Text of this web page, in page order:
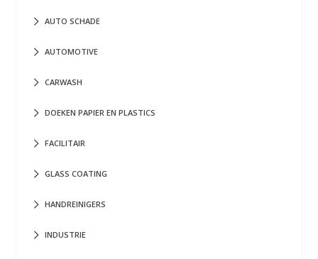
AUTO SCHADE
AUTOMOTIVE
CARWASH
DOEKEN PAPIER EN PLASTICS
FACILITAIR
GLASS COATING
HANDREINIGERS
INDUSTRIE